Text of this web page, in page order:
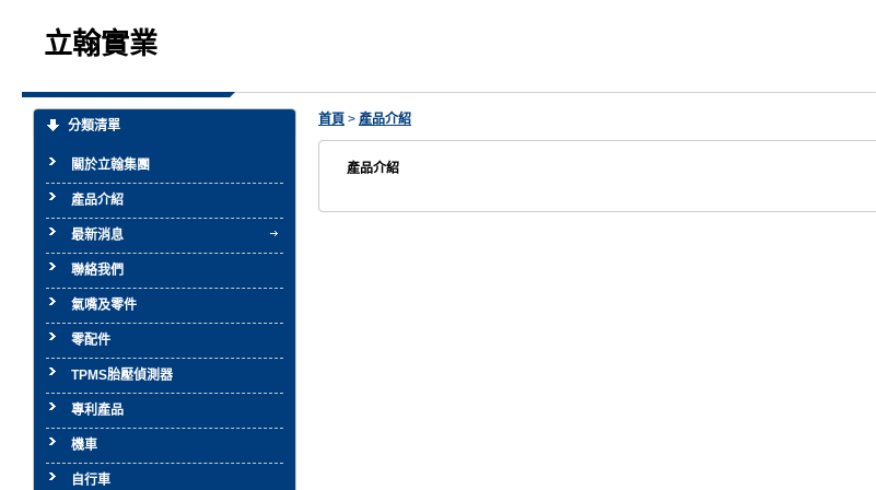
立翰實業
分類清單
關於立翰集團
產品介紹
最新消息
聯絡我們
氣嘴及零件
零配件
TPMS胎壓偵測器
專利產品
機車
自行車
首頁 > 產品介紹
產品介紹